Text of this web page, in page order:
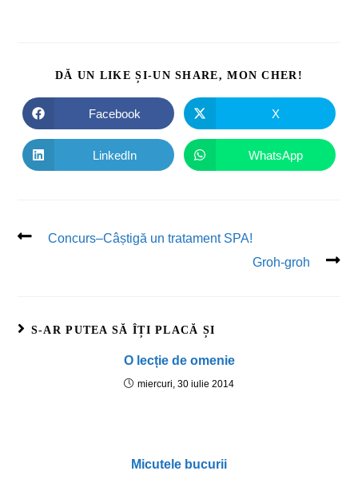
DĂ UN LIKE ȘI-UN SHARE, MON CHER!
Facebook X
LinkedIn WhatsApp
Concurs–Câștigă un tratament SPA!
Groh-groh
S-AR PUTEA SĂ ÎȚI PLACĂ ȘI
O lecție de omenie
miercuri, 30 iulie 2014
Micutele bucurii